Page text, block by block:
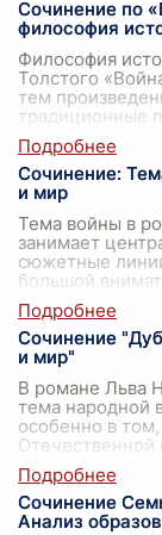
Сочинение по
философия
Философия
Толстого
тем
традиционные
Сочинение:
и мир
Тема войны в
занимает
сюжетные
большой
Сочинение
и мир"
В романе Льва
тема народной
особенно в
Отечественной
Сочинение
Анализ образов